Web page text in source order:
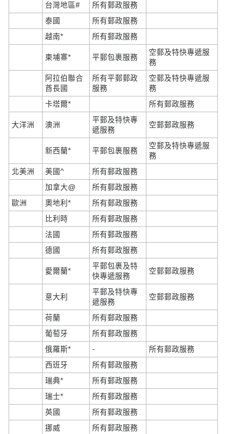
台灣地區#
所有郵政服務
泰國
所有郵政服務
越南*
所有郵政服務
柬埔寨* 平郵包裹服務
空郵及特快專遞服
務
阿拉伯聯合
酋長國
所有平郵郵政
服務
空郵及特快專遞服
務
卡塔爾*
所有郵政服務
大洋洲 澳洲
平郵及特快專
遞服務
空郵郵政服務
新西蘭* 平郵包裹服務
空郵及特快專遞服
務
北美洲
美國^
所有郵政服務
加拿大@
所有郵政服務
歐洲
奧地利*
所有郵政服務
比利時
所有郵政服務
法國
所有郵政服務
德國
所有郵政服務
愛爾蘭*
平郵包裹及特
快專遞服務
空郵郵政服務
意大利
平郵及特快專
遞服務
空郵郵政服務
荷蘭
所有郵政服務
葡萄牙
所有郵政服務
俄羅斯*
-
所有郵政服務
西班牙
所有郵政服務
瑞典*
所有郵政服務
瑞士*
所有郵政服務
英國
所有郵政服務
挪威
所有郵政服務